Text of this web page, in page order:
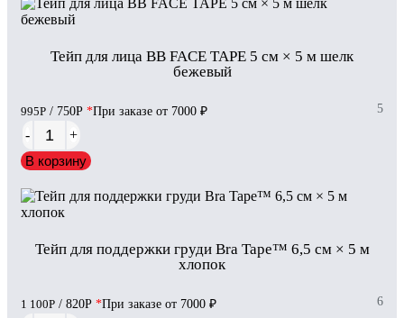
Тейп для лица BB FACE TAPE 5 см × 5 м шелк
бежевый
995Р / 750Р *При заказе от 7000 ₽ 5
-
+
В корзину
Тейп для поддержки груди Bra Tape™ 6,5 см × 5 м
хлопок
1 100Р / 820Р *При заказе от 7000 ₽ 6